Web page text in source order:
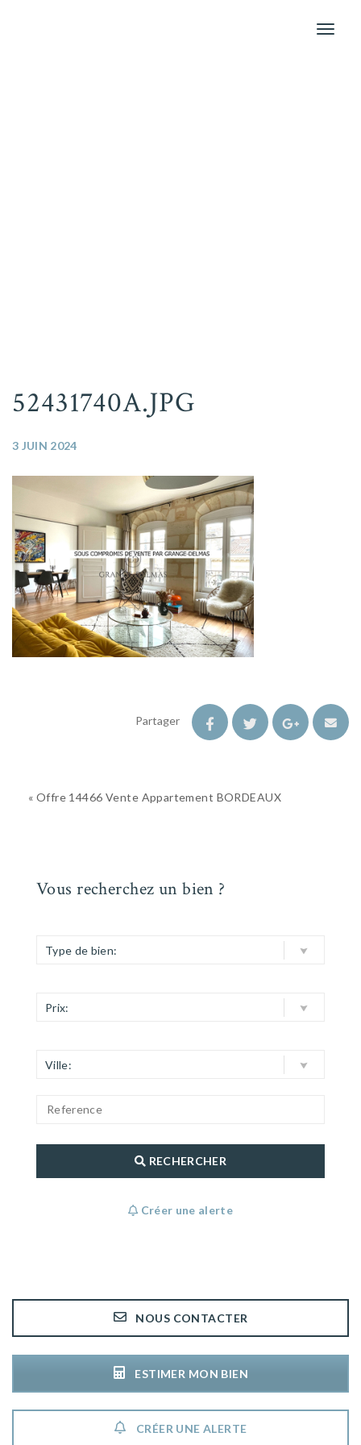
Toggle
52431740A.JPG
3 JUIN 2024
Partager
« Offre 14466 Vente Appartement BORDEAUX
Vous recherchez un bien ?
Type de bien:
Prix:
Ville:
RECHERCHER
Créer une alerte
NOUS CONTACTER
ESTIMER MON BIEN
CRÉER UNE ALERTE